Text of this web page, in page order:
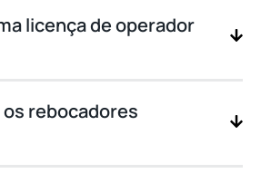
licença de operador
rebocadores